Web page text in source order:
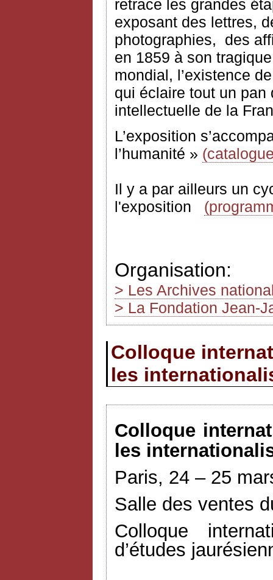
retrace les grandes
exposant des lettres,
photographies,
des
en 1859 à son
mondial, l’existence
qui éclaire tout un pan
intellectuelle de la
L’exposition
l’humanité »
Il y a par ailleurs un
l'exposition
Organisation:
> Les Archives
> La Fondation Jean-
Colloque
les
Colloque
les
Paris, 24 – 25
Salle des ventes
Colloque
d’études